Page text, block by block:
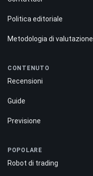
Politica editoriale
Metodologia di valutazione
CONTENUTO
Recensioni
Guide
Previsione
POPOLARE
Robot di trading